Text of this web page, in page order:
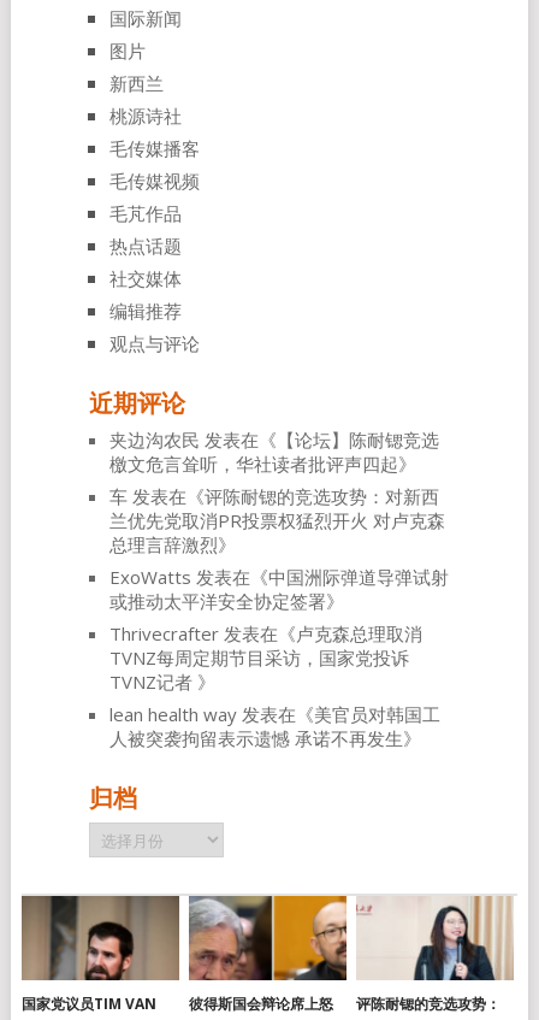
国际新闻
图片
新西兰
桃源诗社
毛传媒播客
毛传媒视频
毛芃作品
热点话题
社交媒体
编辑推荐
观点与评论
近期评论
夹边沟农民 发表在《 【论坛】陈耐锶竞选
檄文危言耸听，华社读者批评声四起》
车发表在《评陈耐锶的竞选攻势：对新西
兰优先党取消PR投票权猛烈开火 对卢克森
总理言辞激烈》
ExoWatts 发表在《中国洲际弹道导弹试射
或推动太平洋安全协定签署》
Thrivecrafter发表在《卢克森总理取消
TVNZ每周定期节目采访，国家党投诉
TVNZ记者 》
lean health way发表在《美官员对韩国工
人被突袭拘留表示遗憾 承诺不再发生》
归档
归
档
国家党议员TIM VAN
彼得斯国会辩论席上怒
评陈耐锶的竞选攻势：